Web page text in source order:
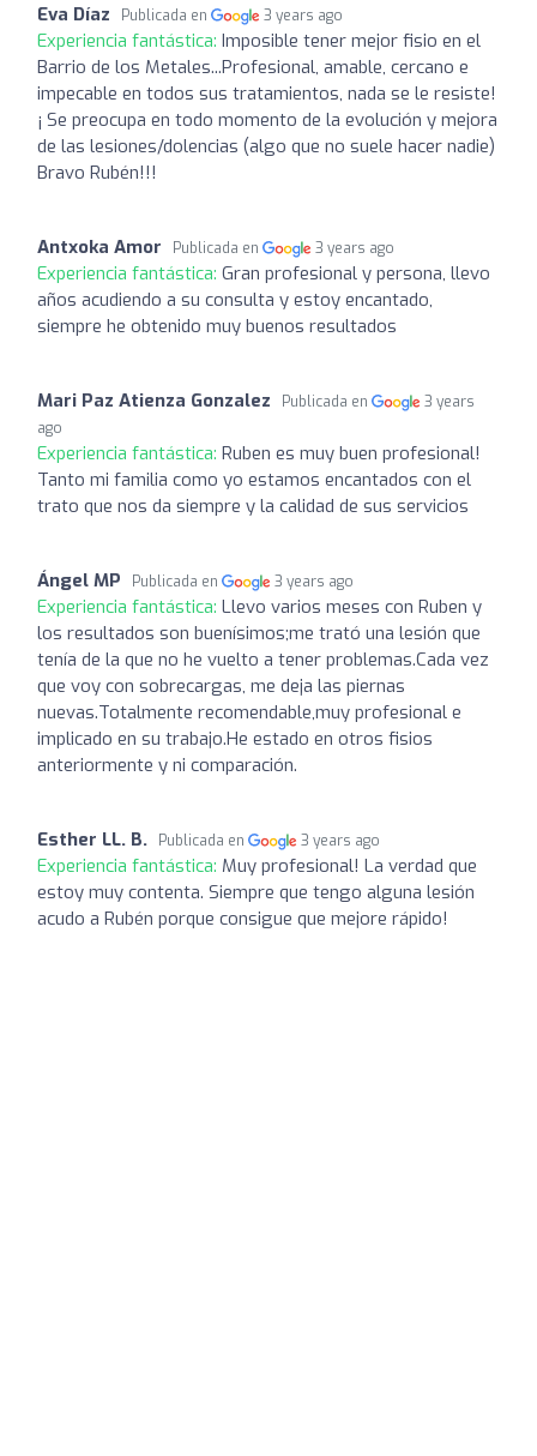
Eva Díaz Publicada en 3 years ago
Experiencia fantástica: Imposible tener mejor fisio en el
Barrio de los Metales...Profesional, amable, cercano e
impecable en todos sus tratamientos, nada se le resiste!
¡ Se preocupa en todo momento de la evolución y mejora
de las lesiones/dolencias (algo que no suele hacer nadie)
Bravo Rubén!!!
Antxoka Amor Publicada en 3 years ago
Experiencia fantástica: Gran profesional y persona, llevo
años acudiendo a su consulta y estoy encantado,
siempre he obtenido muy buenos resultados
Mari Paz Atienza Gonzalez Publicada en
3 years
ago
Experiencia fantástica: Ruben es muy buen profesional!
Tanto mi familia como yo estamos encantados con el
trato que nos da siempre y la calidad de sus servicios
Ángel MP Publicada en 3 years ago
Experiencia fantástica: Llevo varios meses con Ruben y
los resultados son buenísimos;me trató una lesión que
tenía de la que no he vuelto a tener problemas.Cada vez
que voy con sobrecargas, me deja las piernas
nuevas.Totalmente recomendable,muy profesional e
implicado en su trabajo.He estado en otros fisios
anteriormente y ni comparación.
Esther LL. B. Publicada en 3 years ago
Experiencia fantástica: Muy profesional! La verdad que
estoy muy contenta. Siempre que tengo alguna lesión
acudo a Rubén porque consigue que mejore rápido!